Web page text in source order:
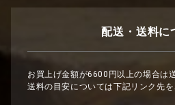
配送・送料に
お買上げ金額が6600円以上の場合は
送料の目安については下記リンク先を